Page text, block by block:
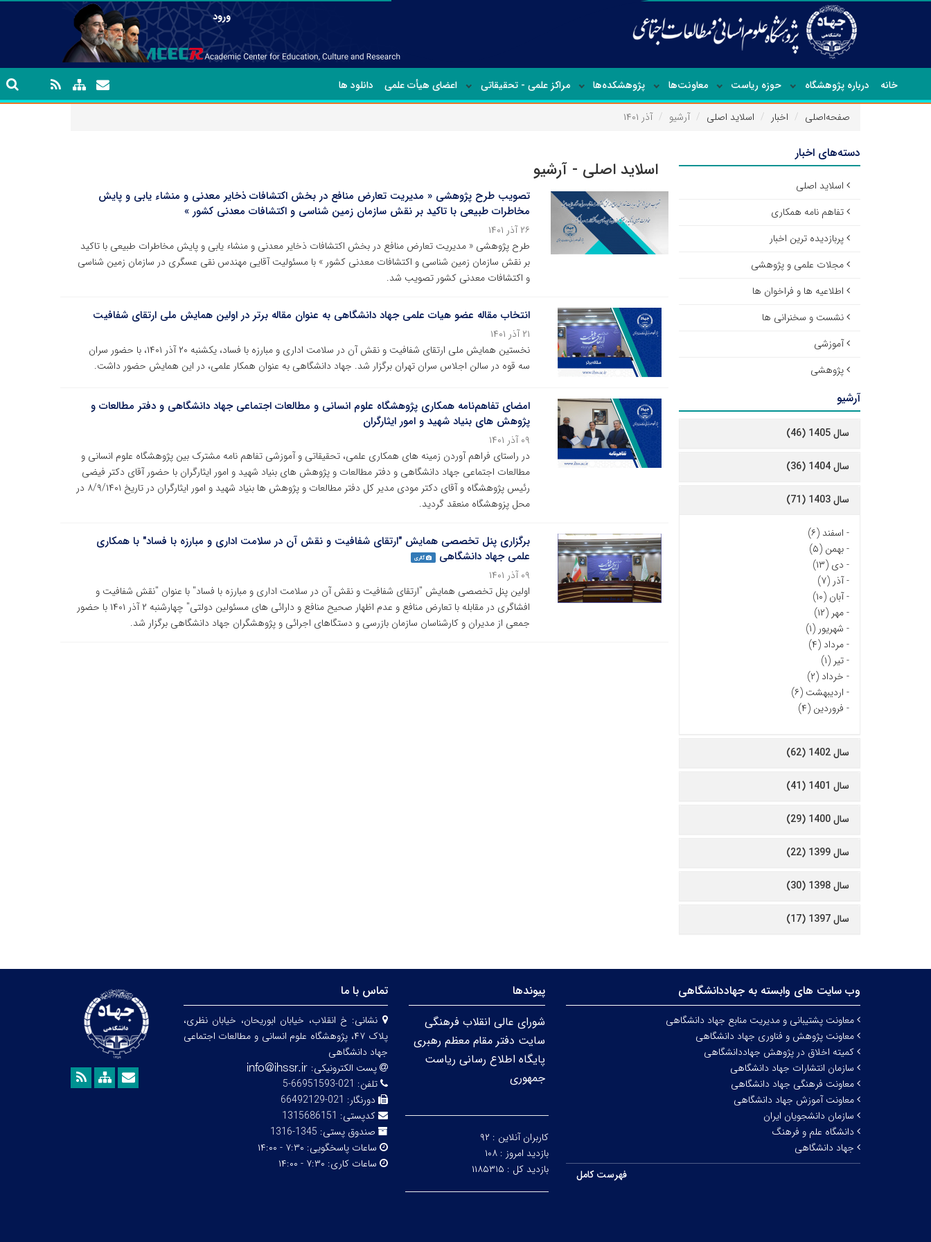
ورود
خانه درباره پژوهشگاه حوزه ریاست معاونت‌ها پژوهشکده‌ها مراکز علمی - تحقیقاتی اعضای هیأت علمی دانلود ها
صفحه‌اصلی اخبار اسلاید اصلی آرشیو آذر ۱۴۰۱
اسلاید اصلی - آرشیو
تصویب طرح پژوهشی « مدیریت تعارض منافع در بخش اکتشافات ذخایر معدنی و منشاء یابی و پایش
مخاطرات طبیعی با تاکید بر نقش سازمان زمین شناسی و اکتشافات معدنی کشور »
۲۶ آذر ۱۴۰۱
طرح پژوهشی « مدیریت تعارض منافع در بخش اکتشافات ذخایر معدنی و منشاء یابی و پایش مخاطرات طبیعی با تاکید
بر نقش سازمان زمین شناسی و اکتشافات معدنی کشور » با مسئولیت آقایی مهندس نقی عسگری در سازمان زمین شناسی
و اکتشافات معدنی کشور تصویب شد.
انتخاب مقاله عضو هیات علمی جهاد دانشگاهی به عنوان مقاله برتر در اولین همایش ملی ارتقای شفافیت
۲۱ آذر ۱۴۰۱
نخستین همایش ملی ارتقای شفافیت و نقش آن در سلامت اداری و مبارزه با فساد، یکشنبه ۲۰ آذر ۱۴۰۱، با حضور سران
سه قوه در سالن اجلاس سران تهران برگزار شد. جهاد دانشگاهی به عنوان همکار علمی، در این همایش حضور داشت.
امضای تفاهم‌نامه همکاری پژوهشگاه علوم انسانی و مطالعات اجتماعی جهاد دانشگاهی و دفتر مطالعات و
پژوهش های بنیاد شهید و امور ایثارگران
۰۹ آذر ۱۴۰۱
در راستای فراهم آوردن زمینه های همکاری علمی، تحقیقاتی و آموزشی تفاهم نامه مشترک بین پژوهشگاه علوم انسانی و
مطالعات اجتماعی جهاد دانشگاهی و دفتر مطالعات و پژوهش های بنیاد شهید و امور ایثارگران با حضور آقای دکتر فیضی
رئیس پژوهشگاه و آقای دکتر مودی مدیر کل دفتر مطالعات و پژوهش ها بنیاد شهید و امور ایثارگران در تاریخ ۸/۹/۱۴۰۱ در
محل پزوهشگاه منعقد گردید.
برگزاری پنل تخصصی همایش "ارتقای شفافیت و نقش آن در سلامت اداری و مبارزه با فساد" با همکاری
علمی جهاد دانشگاهی
گالری
۰۹ آذر ۱۴۰۱
اولین پنل تخصصی همایش "ارتقای شفافیت و نقش آن در سلامت اداری و مبارزه با فساد" با عنوان "نقش شفافیت و
افشاگری در مقابله با تعارض منافع و عدم اظهار صحیح منافع و دارائی های مسئولین دولتی" چهارشنبه ۲ آذر ۱۴۰۱ با حضور
جمعی از مدیران و کارشناسان سازمان بازرسی و دستگاهای اجرائی و پژوهشگران جهاد دانشگاهی برگزار شد.
دسته‌های اخبار
اسلاید اصلی
تفاهم نامه همکاری
پربازدیده ترین اخبار
مجلات علمی و پژوهشی
اطلاعیه ها و فراخوان ها
نشست و سخنرانی ها
آموزشی
پژوهشی
آرشیو
سال 1405 (46)
سال 1404 (36)
سال 1403 (71)
- اسفند (۶)
-بهمن (۵)
- دی (۱۳)
-آذر (۷)
-آبان (۱۰)
-مهر (۱۲)
- شهریور (۱)
-مرداد (۴)
-تیر (۱)
- خرداد (۲)
- اردیبهشت (۶)
- فروردین (۴)
سال 1402 (62)
سال 1401 (41)
سال 1400 (29)
سال 1399 (22)
سال 1398 (30)
سال 1397 (17)
وب سایت های وابسته به جهاددانشگاهی
معاونت پشتیبانی و مدیریت منابع جهاد دانشگاهی
معاونت پژوهش و فناوری جهاد دانشگاهی
کمیته اخلاق در پژوهش جهاددانشگاهی
سازمان انتشارات جهاد دانشگاهی
معاونت فرهنگی جهاد دانشگاهی
معاونت آموزش جهاد دانشگاهی
سازمان دانشجویان ایران
دانشگاه علم و فرهنگ
جهاد دانشگاهی
فهرست کامل
پیوندها
شورای عالی انقلاب فرهنگی
سایت دفتر مقام معظم رهبری
پایگاه اطلاع رسانی ریاست
جمهوری
کاربران آنلاین : ۹۲
بازدید امروز : ۱۰۸
بازدید کل : ۱۱۸۵۳۱۵
تماس با ما
نشانی: خ انقلاب، خیابان ابوریحان، خیابان نظری،
پلاک ۴۷، پژوهشگاه علوم انسانی و مطالعات اجتماعی
جهاد دانشگاهی
پست الکترونیکی:
تلفن: 021-66951593-5
دورنگار: 021-66492129
کدپستی: 1315686151
صندوق پستی: 1345-1316
ساعات پاسخگویی: ۷:۳۰ - ۱۴:۰۰
ساعات کاری: ۷:۳۰ - ۱۴:۰۰